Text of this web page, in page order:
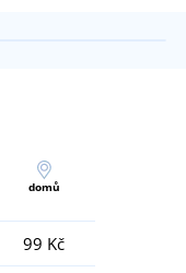
domů
99 Kč